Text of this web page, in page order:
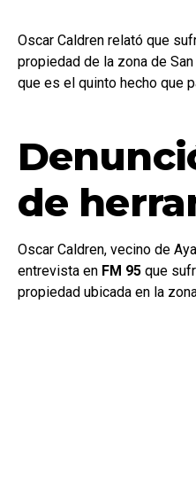
Oscar Caldren relató que
propiedad de la zona de
que es el quinto hecho que
de
Oscar Caldren, vecino de
entrevista en FM 95 que
propiedad ubicada en la